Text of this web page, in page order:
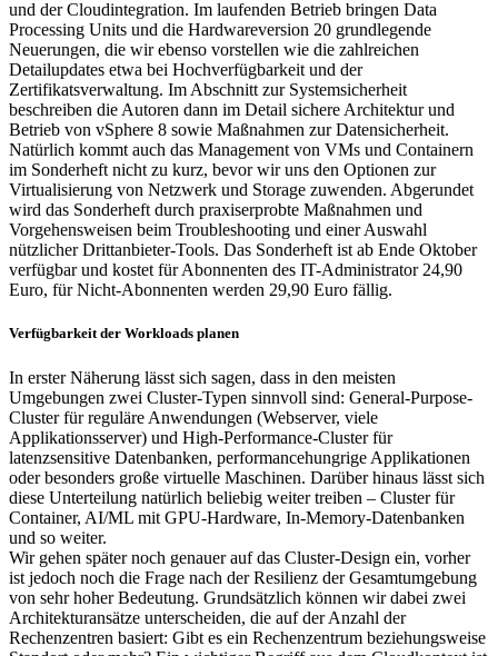
und der Cloudintegration. Im laufenden Betrieb bringen Data
Processing Units und die Hardwareversion 20 grundlegende
Neuerungen, die wir ebenso vorstellen wie die zahlreichen
Detailupdates etwa bei Hochverfügbarkeit und der
Zertifikatsverwaltung. Im Abschnitt zur Systemsicherheit
beschreiben die Autoren dann im Detail sichere Architektur und
Betrieb von vSphere 8 sowie Maßnahmen zur Datensicherheit.
Natürlich kommt auch das Management von VMs und Containern
im Sonderheft nicht zu kurz, bevor wir uns den Optionen zur
Virtualisierung von Netzwerk und Storage zuwenden. Abgerundet
wird das Sonderheft durch praxiserprobte Maßnahmen und
Vorgehensweisen beim Troubleshooting und einer Auswahl
nützlicher Drittanbieter-Tools. Das Sonderheft ist ab Ende Oktober
verfügbar und kostet für Abonnenten des IT-Administrator 24,90
Euro, für Nicht-Abonnenten werden 29,90 Euro fällig.
Verfügbarkeit der Workloads planen
In erster Näherung lässt sich sagen, dass in den meisten
Umgebungen zwei Cluster-Typen sinnvoll sind: General-Purpose-
Cluster für reguläre Anwendungen (Webserver, viele
Applikationsserver) und High-Performance-Cluster für
latenzsensitive Datenbanken, performancehungrige Applikationen
oder besonders große virtuelle Maschinen. Darüber hinaus lässt sich
diese Unterteilung natürlich beliebig weiter treiben – Cluster für
Container, AI/ML mit GPU-Hardware, In-Memory-Datenbanken
und so weiter.
Wir gehen später noch genauer auf das Cluster-Design ein, vorher
ist jedoch noch die Frage nach der Resilienz der Gesamtumgebung
von sehr hoher Bedeutung. Grundsätzlich können wir dabei zwei
Architekturansätze unterscheiden, die auf der Anzahl der
Rechenzentren basiert: Gibt es ein Rechenzentrum beziehungsweise